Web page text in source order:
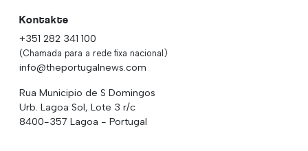
Kontakte
+351 282 341 100
(Chamada para a rede fixa nacional)
info@theportugalnews.com
Rua Municipio de S Domingos
Urb. Lagoa Sol, Lote 3 r/c
8400-357 Lagoa - Portugal